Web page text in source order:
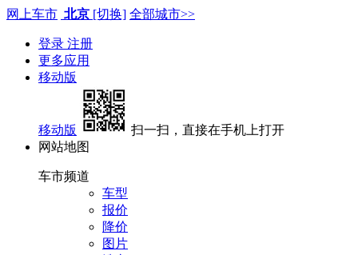
网上车市 北京 [切换] 全部城市>>
登录 注册
更多应用
移动版
移动版
扫一扫，直接在手机上打开
网站地图
车市频道
车型
报价
降价
图片